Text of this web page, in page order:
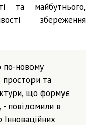
та майбутнього,
збереження
по-новому
простори та
що формує
- повідомили в